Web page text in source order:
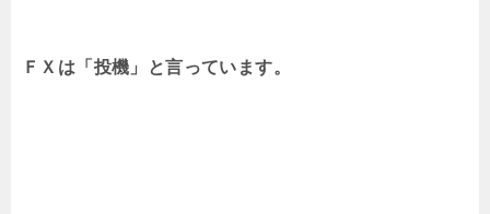
ＦＸは「投機」と言っています。